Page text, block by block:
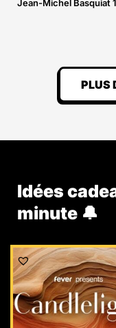
Jean-Michel Basquiat
PLUS
Idées
minute 🔔